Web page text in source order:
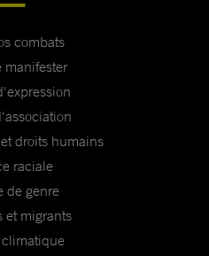
combats
manifester
droits humains
raciale
de genre
et migrants